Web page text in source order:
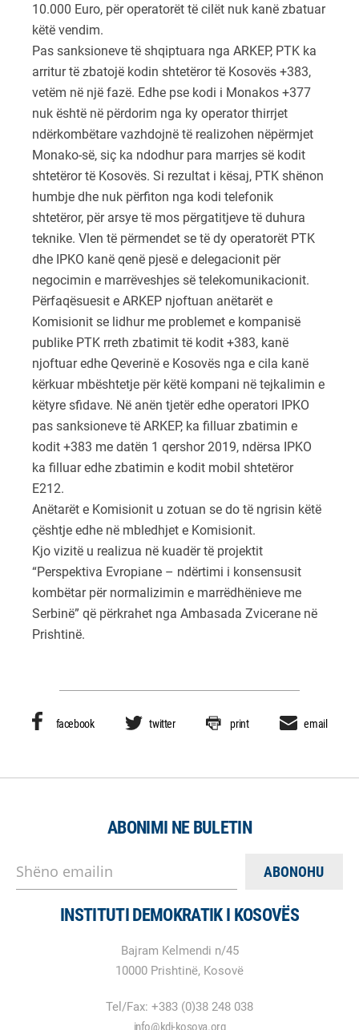
10.000 Euro, për operatorët të cilët nuk kanë zbatuar
këtë vendim.
Pas sanksioneve të shqiptuara nga ARKEP, PTK ka
arritur të zbatojë kodin shtetëror të Kosovës +383,
vetëm në një fazë. Edhe pse kodi i Monakos +377
nuk është në përdorim nga ky operator thirrjet
ndërkombëtare vazhdojnë të realizohen nëpërmjet
Monako-së, siç ka ndodhur para marrjes së kodit
shtetëror të Kosovës. Si rezultat i kësaj, PTK shënon
humbje dhe nuk përfiton nga kodi telefonik
shtetëror, për arsye të mos përgatitjeve të duhura
teknike. Vlen të përmendet se të dy operatorët PTK
dhe IPKO kanë qenë pjesë e delegacionit për
negocimin e marrëveshjes së telekomunikacionit.
Përfaqësuesit e ARKEP njoftuan anëtarët e
Komisionit se lidhur me problemet e kompanisë
publike PTK rreth zbatimit të kodit +383, kanë
njoftuar edhe Qeverinë e Kosovës nga e cila kanë
kërkuar mbështetje për këtë kompani në tejkalimin e
këtyre sfidave. Në anën tjetër edhe operatori IPKO
pas sanksioneve të ARKEP, ka filluar zbatimin e
kodit +383 me datën 1 qershor 2019, ndërsa IPKO
ka filluar edhe zbatimin e kodit mobil shtetëror
E212.
Anëtarët e Komisionit u zotuan se do të ngrisin këtë
çështje edhe në mbledhjet e Komisionit.
Kjo vizitë u realizua në kuadër të projektit
“Perspektiva Evropiane – ndërtimi i konsensusit
kombëtar për normalizimin e marrëdhënieve me
Serbinë” që përkrahet nga Ambasada Zvicerane në
Prishtinë.
facebook twitter print email
ABONIMI NE BULETIN
Shëno emailin
INSTITUTI DEMOKRATIK I KOSOVËS
Bajram Kelmendi n/45
10000 Prishtinë, Kosovë
Tel/Fax: +383 (0)38 248 038
info@kdi-kosova.org